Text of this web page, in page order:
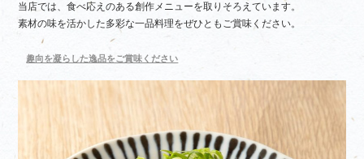
当店では、食べ応えのある創作メニューを取りそろえています。
素材の味を活かした多彩な一品料理をぜひともご賞味ください。
趣向を凝らした逸品をご賞味ください